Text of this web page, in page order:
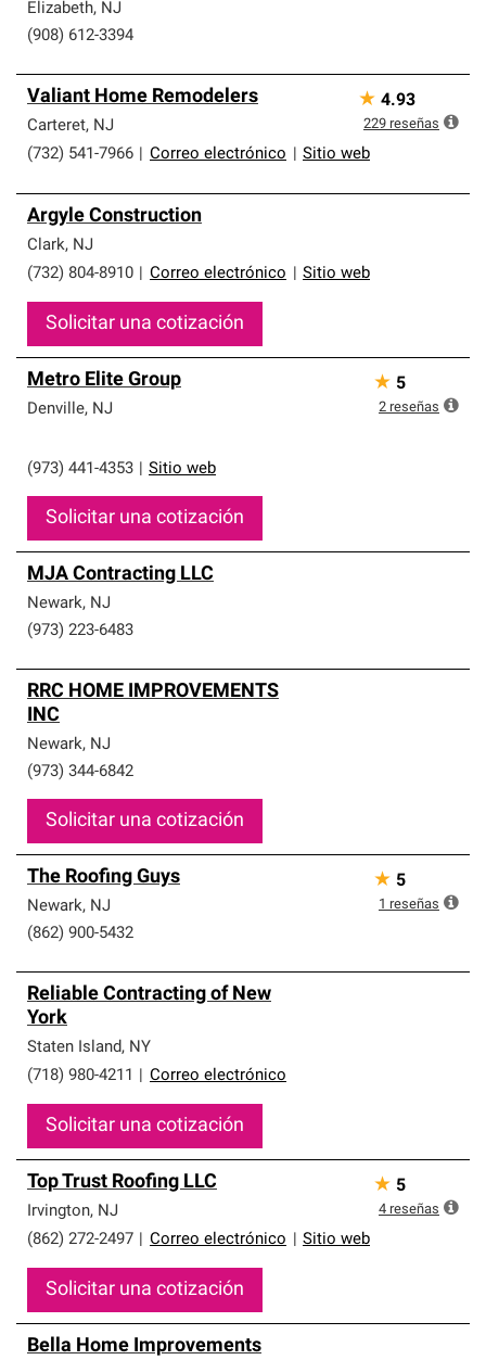
Elizabeth, NJ
(908) 612-3394
Valiant Home Remodelers
Carteret, NJ
(732) 541-7966
Correo electrónico Sitio web
★ 4.93
229 reseñas
Argyle Construction
Clark, NJ
(732) 804-8910
Correo electrónico Sitio web
Solicitar una cotización
Metro Elite Group
Denville, NJ
(973) 441-4353 Sitio web
Solicitar una cotización
★ 5
2 reseñas
MJA Contracting LLC
Newark, NJ
(973) 223-6483
RRC HOME IMPROVEMENTS
INC
Newark, NJ
(973) 344-6842
Solicitar una cotización
The Roofing Guys
Newark, NJ
(862) 900-5432
★ 5
1 reseñas
Reliable Contracting of New
York
Staten Island, NY
(718) 980-4211
Correo electrónico
Solicitar una cotización
Top Trust Roofing LLC
Irvington, NJ
(862) 272-2497
Correo electrónico Sitio web
Solicitar una cotización
★ 5
4 reseñas
Bella Home Improvements